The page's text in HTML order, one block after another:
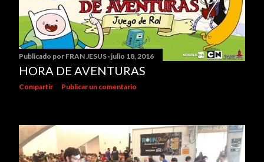
Publicado por FRAN JESUS julio 18, 2016
HORA DE AVENTURAS
Compartir Publicar un comentario